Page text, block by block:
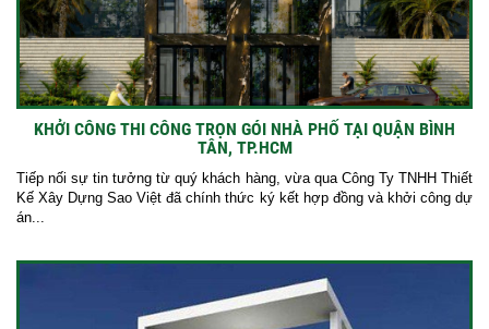
KHỞI CÔNG THI CÔNG TRỌN GÓI NHÀ PHỐ TẠI QUẬN BÌNH
TÂN, TP.HCM
Tiếp nối sự tin tưởng từ quý khách hàng, vừa qua Công Ty TNHH Thiết
Kế Xây Dựng Sao Việt đã chính thức ký kết hợp đồng và khởi công dự
án...